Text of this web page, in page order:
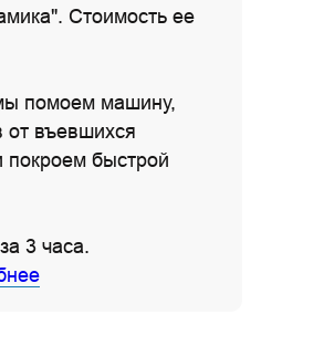
Стоимость ее
помоем машину,
от въевшихся
покроем быстрой
3 часа.